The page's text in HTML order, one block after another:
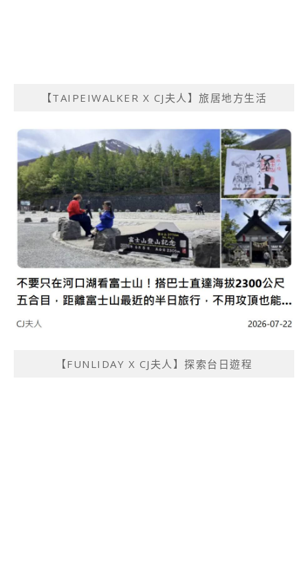
【TAIPEIWALKER X CJ夫人】旅居地方生活
【FUNLIDAY X CJ夫人】探索台日遊程